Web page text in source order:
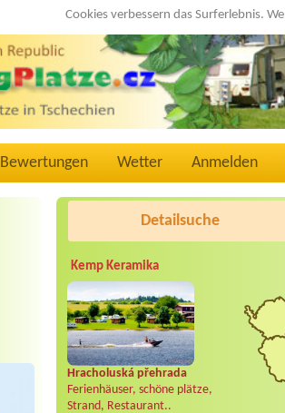
Cookies verbessern das Surferlebnis.
Bewertungen Wetter Anmelden
Detailsuche
Kemp Keramika
Hracholuská přehrada
Ferienhäuser, schöne plätze,
Strand, Restaurant..